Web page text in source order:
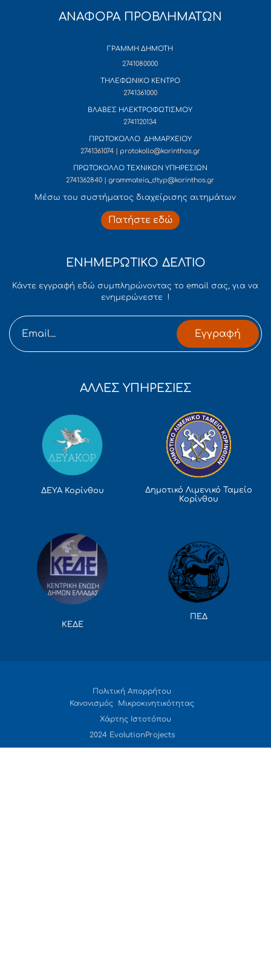
ΑΝΑΦΟΡΑ ΠΡΟΒΛΗΜΑΤΩΝ
ΓΡΑΜΜΗ ΔΗΜΟΤΗ
2741080000
ΤΗΛΕΦΩΝΙΚΟ ΚΕΝΤΡΟ
2741361000
ΒΛΑΒΕΣ ΗΛΕΚΤΡΟΦΩΤΙΣΜΟΥ
2741120134
ΠΡΩΤΟΚΟΛΛΟ ΔΗΜΑΡΧΕΙΟΥ
2741361074 | protokollo@korinthos.gr
ΠΡΩΤΟΚΟΛΛΟ ΤΕΧΝΙΚΩΝ ΥΠΗΡΕΣΙΩΝ
2741362840 | grammateia_dtyp@korinthos.gr
Mέσω του συστήματος διαχείρισης αιτημάτων
Πατήστε εδώ
ΕΝΗΜΕΡΩΤΙΚΟ ΔΕΛΤΙΟ
Κάντε εγγραφή εδώ συμπληρώνοντας το email σας, για να
ενημερώνεστε !
Εγγραφή
ΑΛΛΕΣ ΥΠΗΡΕΣΙΕΣ
ΔΕΥΑ Κορίνθου
Δημοτικό Λιμενικό Ταμείο
Κορίνθου
ΚΕΔΕ
ΠΕΔ
Πολιτική Απορρήτου
Κανονισμός Μικροκινητικότητας
Χάρτης Ιστοτόπου
2024 EvolutionProjects